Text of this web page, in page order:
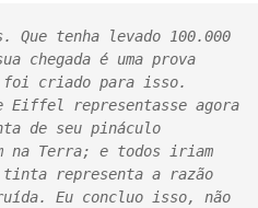
Que tenha levado 100.000
chegada é uma prova
foi criado para isso.
Eiffel representasse agora
de seu pináculo
na Terra; e todos iriam
tinta representa a razão
Eu concluo isso, não